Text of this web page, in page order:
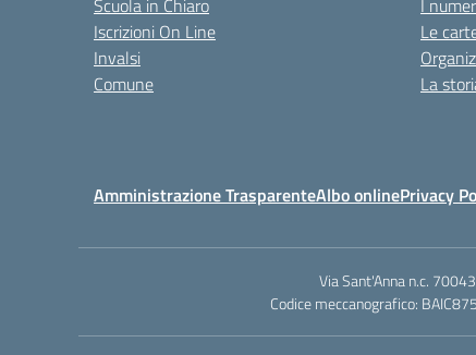
Scuola in Chiaro
Iscrizioni On Line
Invalsi
Comune
I
Le
La
Amministrazione TrasparenteAlbo onlinePrivacy
Via Sant'Anna n.c.
Codice meccanografico: